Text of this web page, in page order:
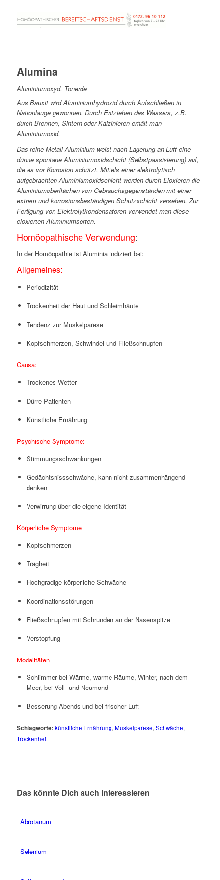
Alumina
Aluminiumoxyd, Tonerde
Aus Bauxit wird Aluminiumhydroxid durch Aufschließen in
Natronlauge gewonnen. Durch Entziehen des Wassers, z.B.
durch Brennen, Sintern oder Kalzinieren erhält man
Aluminiumoxid.
Das reine Metall Aluminium weist nach Lagerung an Luft eine
dünne spontane Aluminiumoxidschicht (Selbstpassivierung) auf,
die es vor Korrosion schützt. Mittels einer elektrolytisch
aufgebrachten Aluminiumoxidschicht werden durch Eloxieren die
Aluminiumoberflächen von Gebrauchsgegenständen mit einer
extrem und korrosionsbeständigen Schutzschicht versehen. Zur
Fertigung von Elektrolytkondensatoren verwendet man diese
eloxierten Aluminiumsorten.
Homöopathische Verwendung:
In der Homöopathie ist Aluminia indiziert bei:
Allgemeines:
Periodizität
Trockenheit der Haut und Schleimhäute
Tendenz zur Muskelparese
Kopfschmerzen, Schwindel und Fließschnupfen
Causa:
Trockenes Wetter
Dürre Patienten
Künstliche Ernährung
Psychische Symptome:
Stimmungsschwankungen
Gedächtsnissschwäche, kann nicht zusammenhängend
denken
Verwirrung über die eigene Identität
Körperliche Symptome
Kopfschmerzen
Trägheit
Hochgradige körperliche Schwäche
Koordinationsstörungen
Fließschnupfen mit Schrunden an der Nasenspitze
Verstopfung
Modalitäten
Schlimmer bei Wärme, warme Räume, Winter, nach dem
Meer, bei Voll- und Neumond
Besserung Abends und bei frischer Luft
Schlagworte: künstliche Ernährung, Muskelparese, Schwäche,
Trockenheit
Das könnte Dich auch interessieren
Abrotanum
Selenium